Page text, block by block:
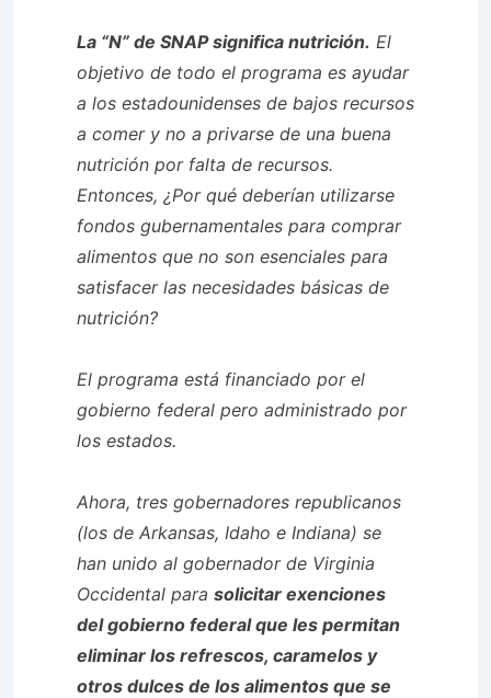
La “N” de SNAP significa nutrición. El
objetivo de todo el programa es ayudar
a los estadounidenses de bajos recursos
a comer y no a privarse de una buena
nutrición por falta de recursos.
Entonces, ¿Por qué deberían utilizarse
fondos gubernamentales para comprar
alimentos que no son esenciales para
satisfacer las necesidades básicas de
nutrición?
El programa está financiado por el
gobierno federal pero administrado por
los estados.
Ahora, tres gobernadores republicanos
(los de Arkansas, Idaho e Indiana) se
han unido al gobernador de Virginia
Occidental para solicitar exenciones
del gobierno federal que les permitan
eliminar los refrescos, caramelos y
otros dulces de los alimentos que se